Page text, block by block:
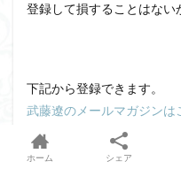
登録して損することはない
下記から登録できます。
武藤遼のメールマガジンは
ホーム シェア